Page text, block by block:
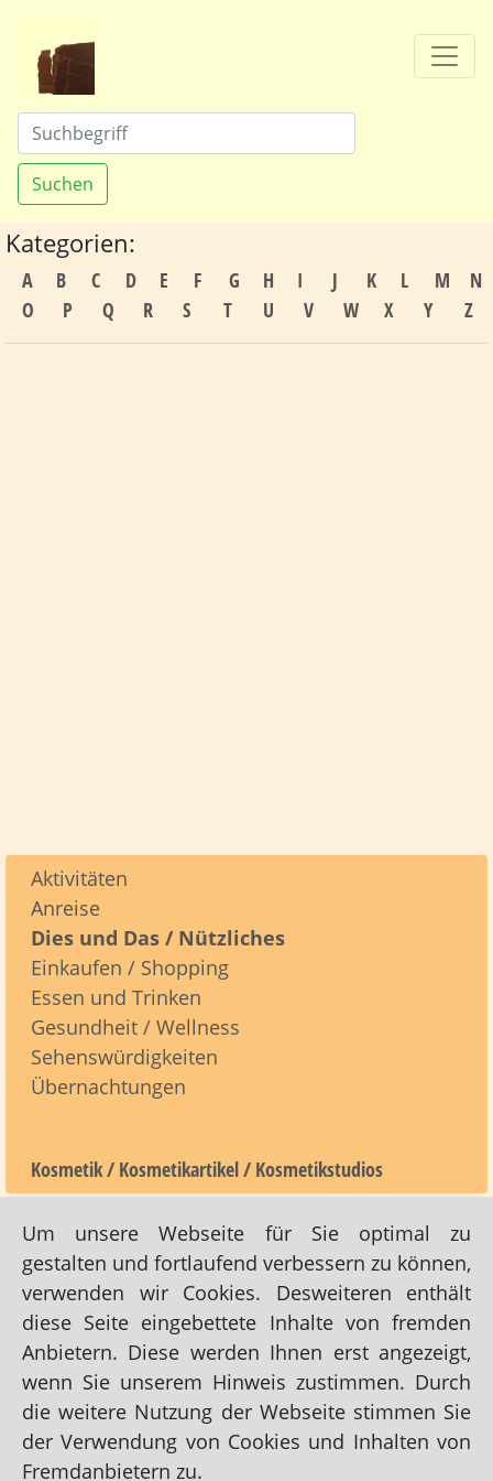
Suchen
Kategorien:
A B C D E F G H I J K L M
N
O
P Q R S T U V W X Y Z
Aktivitäten
Anreise
Dies und Das / Nützliches
Einkaufen / Shopping
Essen und Trinken
Gesundheit / Wellness
Sehenswürdigkeiten
Übernachtungen
Kosmetik / Kosmetikartikel / Kosmetikstudios
Links zu Dies und Das / Nützliches -> Kosmetik /
Kosmetikartikel / Kosmetikstudios:
Heiners Duty-Free-Shop Heiner und Birgit Stepper
(Whiskyfachverkäufer + Parfümeriefachverkäufer)
Mailänder Shop Birga Preuss
Parfümerie Frisia Katja und Andreas Cohrs
Parfümerie LULU Marielle Antony (Inh.)
Um unsere Webseite für Sie optimal zu
gestalten und fortlaufend verbessern zu können,
verwenden wir Cookies. Desweiteren enthält
diese Seite eingebettete Inhalte von fremden
Anbietern. Diese werden Ihnen erst angezeigt,
wenn Sie unserem Hinweis zustimmen. Durch
die weitere Nutzung der Webseite stimmen Sie
der Verwendung von Cookies und Inhalten von
Fremdanbietern zu.